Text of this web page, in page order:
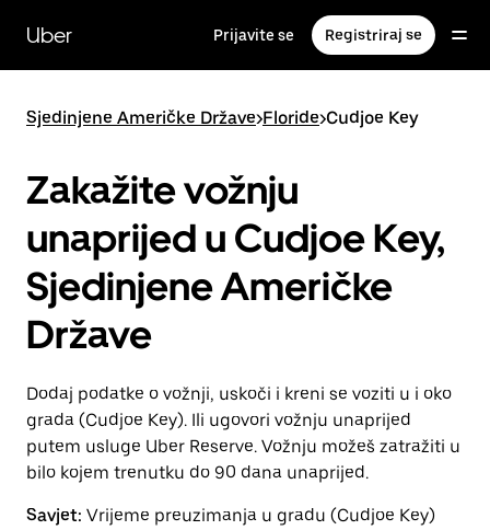
glavni
sadržaj
Uber Prijavite se Registriraj se
Sjedinjene Američke Države>Floride>Cudjoe Key
Zakažite vožnju
unaprijed u Cudjoe Key,
Sjedinjene Američke
Države
Dodaj podatke o vožnji, uskoči i kreni se voziti u i oko
grada (Cudjoe Key). Ili ugovori vožnju unaprijed
putem usluge Uber Reserve. Vožnju možeš zatražiti u
bilo kojem trenutku do 90 dana unaprijed.
Savjet: Vrijeme preuzimanja u gradu (Cudjoe Key)